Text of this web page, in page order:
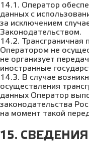
14.1. Оператор
данных с
за исключением
Законодательством.
14.2. Трансграничная
Оператором не
не организует
иностранные
14.3. В случае
осуществления
данных Оператор
законодательства
на момент такой
15.